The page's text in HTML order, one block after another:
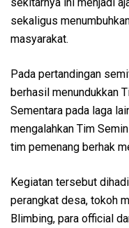
sekaligus
masyarakat.
Pada pertandingan
berhasil menundukkan
Sementara pada laga
mengalahkan Tim
tim pemenang berhak
Kegiatan tersebut
perangkat desa, tokoh
Blimbing, para official